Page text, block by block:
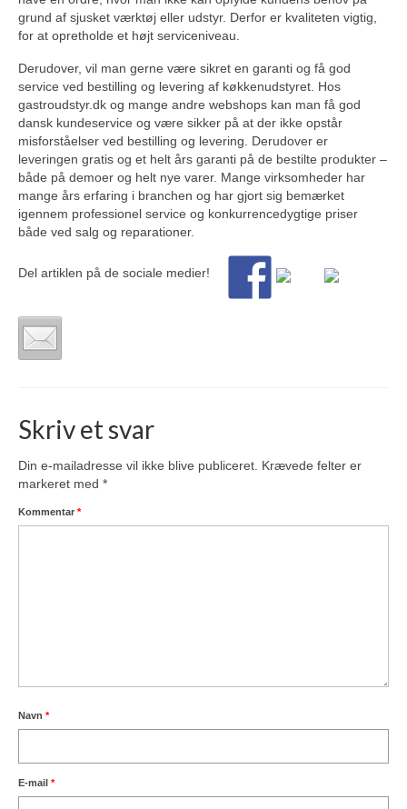
grund af sjusket værktøj eller udstyr. Derfor er kvaliteten vigtig,
for at opretholde et højt serviceniveau.
Derudover, vil man gerne være sikret en garanti og få god
service ved bestilling og levering af køkkenudstyret. Hos
gastroudstyr.dk og mange andre webshops kan man få god
dansk kundeservice og være sikker på at der ikke opstår
misforståelser ved bestilling og levering. Derudover er
leveringen gratis og et helt års garanti på de bestilte produkter –
både på demoer og helt nye varer. Mange virksomheder har
mange års erfaring i branchen og har gjort sig bemærket
igennem professionel service og konkurrencedygtige priser
både ved salg og reparationer.
Del artiklen på de sociale medier!
Skriv et svar
Din e-mailadresse vil ikke blive publiceret. Krævede felter er
markeret med *
Kommentar *
Navn *
E-mail *